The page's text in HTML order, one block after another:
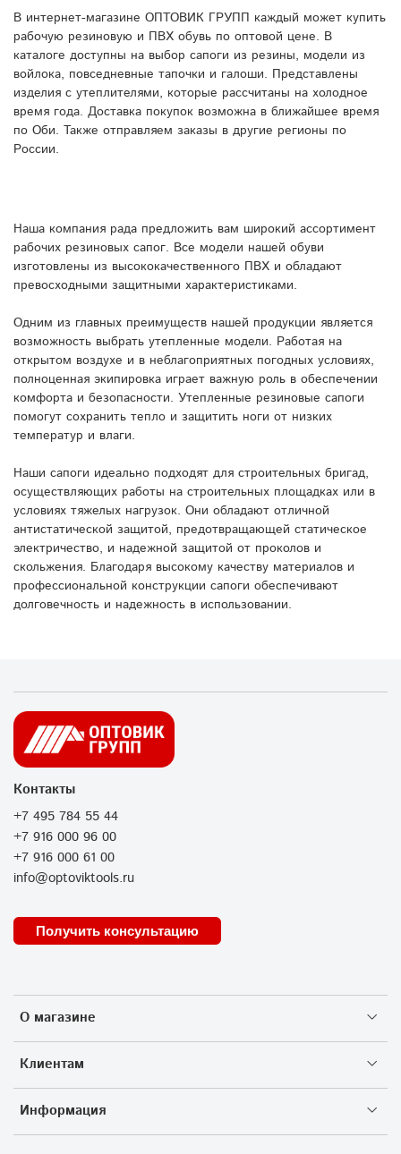
В интернет-магазине ОПТОВИК ГРУПП каждый может купить
рабочую резиновую и ПВХ обувь по оптовой цене. В
каталоге доступны на выбор сапоги из резины, модели из
войлока, повседневные тапочки и галоши. Представлены
изделия с утеплителями, которые рассчитаны на холодное
время года. Доставка покупок возможна в ближайшее время
по Оби. Также отправляем заказы в другие регионы по
России.
Наша компания рада предложить вам широкий ассортимент
рабочих резиновых сапог. Все модели нашей обуви
изготовлены из высококачественного ПВХ и обладают
превосходными защитными характеристиками.
Одним из главных преимуществ нашей продукции является
возможность выбрать утепленные модели. Работая на
открытом воздухе и в неблагоприятных погодных условиях,
полноценная экипировка играет важную роль в обеспечении
комфорта и безопасности. Утепленные резиновые сапоги
помогут сохранить тепло и защитить ноги от низких
температур и влаги.
Наши сапоги идеально подходят для строительных бригад,
осуществляющих работы на строительных площадках или в
условиях тяжелых нагрузок. Они обладают отличной
антистатической защитой, предотвращающей статическое
электричество, и надежной защитой от проколов и
скольжения. Благодаря высокому качеству материалов и
профессиональной конструкции сапоги обеспечивают
долговечность и надежность в использовании.
О магазине
Клиентам
Информация
Контакты
+7 495 784 55 44
+7 916 000 96 00
+7 916 000 61 00
info@optoviktools.ru
Получить консультацию